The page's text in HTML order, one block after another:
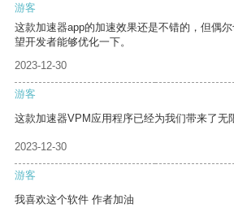
游客
这款加速器app的加速效果还是不错的，但偶
望开发者能够优化一下。
2023-12-30
游客
这款加速器VPM应用程序已经为我们带来了无
2023-12-30
游客
我喜欢这个软件 作者加油